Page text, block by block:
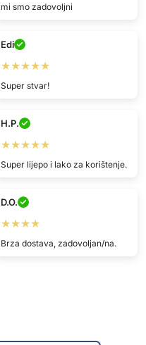
mi smo zadovoljni
Edi
★★★★★
Super stvar!
H.P.
★★★★★
Super lijepo i lako za korištenje.
D.O.
★★★★
Brza dostava, zadovoljan/na.